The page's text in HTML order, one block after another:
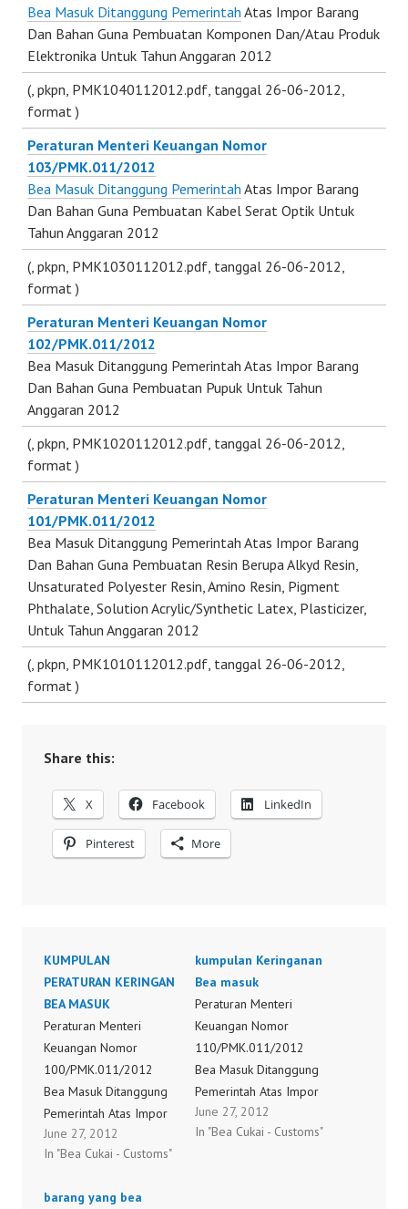
Bea Masuk Ditanggung Pemerintah Atas Impor Barang
Dan Bahan Guna Pembuatan Komponen Dan/Atau Produk
Elektronika Untuk Tahun Anggaran 2012
(, pkpn, PMK1040112012.pdf, tanggal 26-06-2012,
format)
Peraturan Menteri Keuangan Nomor
103/PMK.011/2012
Bea Masuk Ditanggung Pemerintah Atas Impor Barang
Dan Bahan Guna Pembuatan Kabel Serat Optik Untuk
Tahun Anggaran 2012
(, pkpn, PMK1030112012.pdf, tanggal 26-06-2012,
format)
Peraturan Menteri Keuangan Nomor
102/PMK.011/2012
Bea Masuk Ditanggung Pemerintah Atas Impor Barang
Dan Bahan Guna Pembuatan Pupuk Untuk Tahun
Anggaran 2012
(, pkpn, PMK1020112012.pdf, tanggal 26-06-2012,
format)
Peraturan Menteri Keuangan Nomor
101/PMK.011/2012
Bea Masuk Ditanggung Pemerintah Atas Impor Barang
Dan Bahan Guna Pembuatan Resin Berupa Alkyd Resin,
Unsaturated Polyester Resin, Amino Resin, Pigment
Phthalate, Solution Acrylic/Synthetic Latex, Plasticizer,
Untuk Tahun Anggaran 2012
(, pkpn, PMK1010112012.pdf, tanggal 26-06-2012,
format)
Share this:
X Facebook LinkedIn
Pinterest More
KUMPULAN
PERATURAN KERINGAN
BEA MASUK
Peraturan Menteri
Keuangan Nomor
100/PMK.011/2012
Bea Masuk Ditanggung
Pemerintah Atas Impor
Barang Dan Bahan Guna
Perbaikan Dan/Atau
Terbang Untuk Tahun
June 27, 2012
In "Bea Cukai - Customs"
kumpulan Keringanan
Bea masuk
Peraturan Menteri
Keuangan Nomor
110/PMK.011/2012
Bea Masuk Ditanggung
Pemerintah Atas Impor
Barang Dan Bahan Guna
Pembuatan Bagian
June 27, 2012
In "Bea Cukai - Customs"
barang yang bea